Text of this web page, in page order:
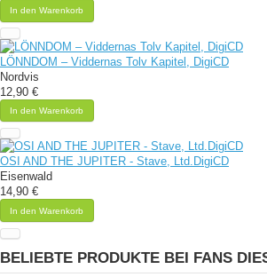
In den Warenkorb
LÖNNDOM – Viddernas Tolv Kapitel, DigiCD
Nordvis
12,90 €
In den Warenkorb
OSI AND THE JUPITER - Stave, Ltd.DigiCD
Eisenwald
14,90 €
In den Warenkorb
BELIEBTE PRODUKTE BEI FANS